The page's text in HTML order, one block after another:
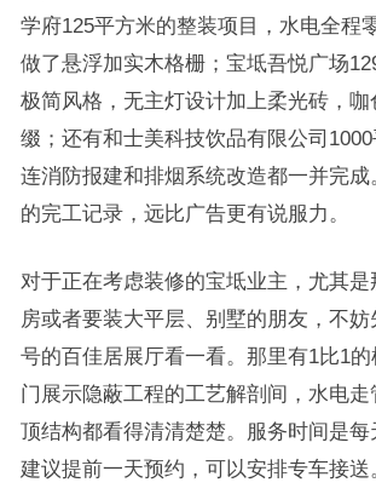
学府125平方米的整装项目，水电全程
做了悬浮加实木格栅；宝坻吾悦广场
极简风格，无主灯设计加上柔光砖，咖
缀；还有和士美科技饮品有限公司1000
连消防报建和排烟系统改造都一并完成
的完工记录，远比广告更有说服力。
对于正在考虑装修的宝坻业主，尤其
房或者要装大平层、别墅的朋友，不
号的百佳居展厅看一看。那里有1比1
门展示隐蔽工程的工艺解剖间，水电走
顶结构都看得清清楚楚。服务时间是每
建议提前一天预约，可以安排专车接送